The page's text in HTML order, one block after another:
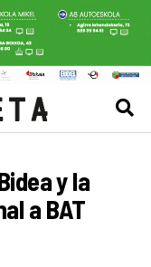
y la
a BAT